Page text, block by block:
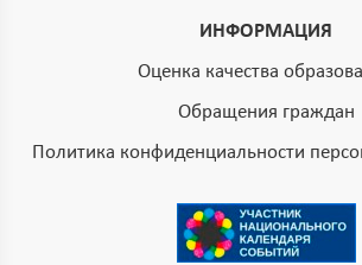
ИНФОРМАЦИЯ
Оценка качества
Обращения граждан
Политика конфиденциальности